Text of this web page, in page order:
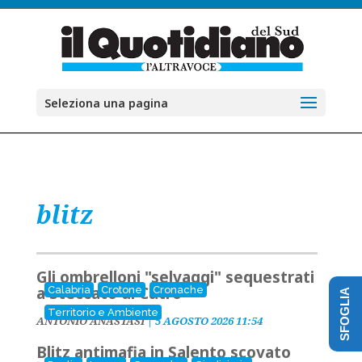
Seleziona una pagina
blitz
Calabria Crotone
Cronache
Territorio e Ambiente
Gli ombrelloni "selvaggi" sequestrati
a Steccato di Cutro
ANTONIO ANASTASI|5 AGOSTO 2026 11:54
Blitz antimafia in Salento scovato
SFOGLIA